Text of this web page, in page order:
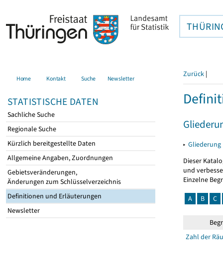
Home Kontakt Suche Newsletter
STATISTISCHE DATEN
Sachliche Suche
Regionale Suche
Kürzlich bereitgestellte Daten
Allgemeine Angaben, Zuordnungen
Gebietsveränderungen,
Änderungen zum Schlüsselverzeichnis
Definitionen und Erläuterungen
Newsletter
Zurück |
▸ Gliederung
Dieser
und
Einzelne
A
B C
Zahl der